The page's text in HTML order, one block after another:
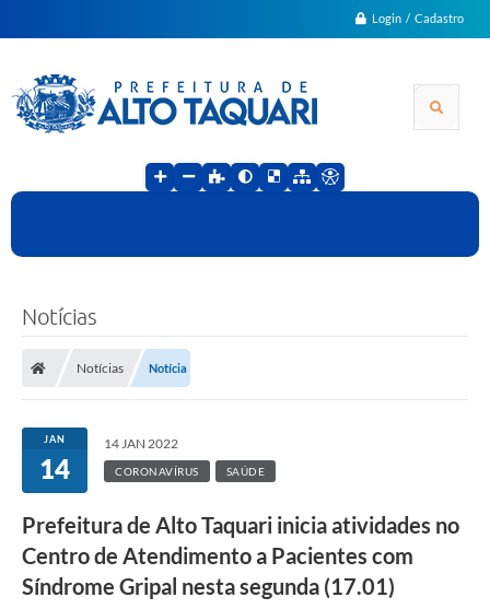
Login / Cadastro
Notícias
Notícias Notícia
JAN
14
14 JAN 2022
CORONAVÍRUS SAÚDE
Prefeitura de Alto Taquari inicia atividades no
Centro de Atendimento a Pacientes com
Síndrome Gripal nesta segunda (17.01)